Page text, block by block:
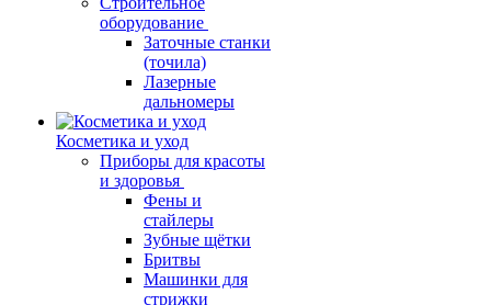
оборудование
Заточные станки
(точила)
Лазерные
дальномеры
Косметика и уход
Приборы для красоты
и здоровья
Фены и
стайлеры
Зубные щётки
Бритвы
Машинки для
стрижки